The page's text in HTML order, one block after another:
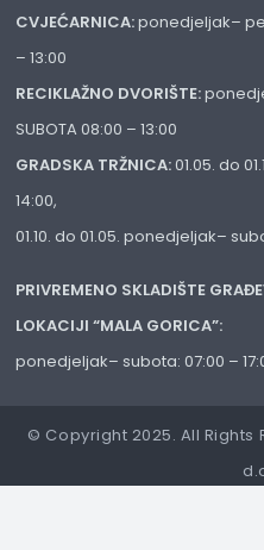
CVJEĆARNICA:ponedjeljak–
– 13:00
RECIKLAŽNO DVORIŠTE:
SUBOTA 08:00 – 13:00
GRADSKA TRŽNICA:01.05. do
14:00,
01.10. do 01.05. ponedjeljak–
PRIVREMENO SKLADIŠTE
LOKACIJI “MALA GORICA”:
ponedjeljak– subota: 07:00 –
© Copyright 2025. All